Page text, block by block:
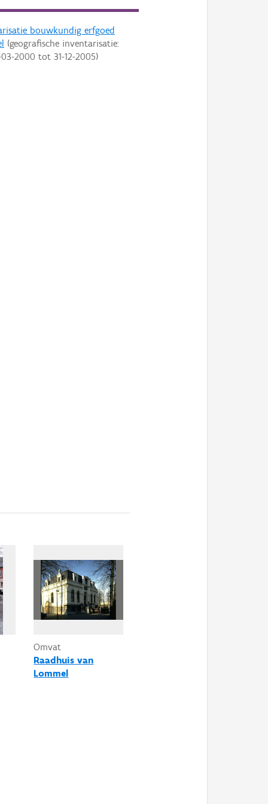
bouwkundig erfgoed
(geografische inventarisatie:
03-2000 tot 31-12-2005)
Omvat
Raadhuis van
Lommel